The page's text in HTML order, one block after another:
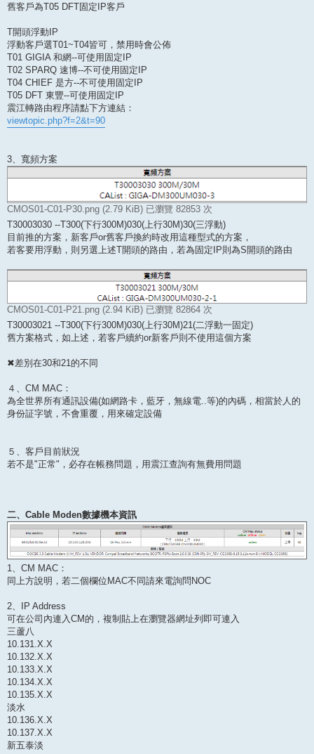
舊客戶為T05 DFT固定IP客戶
T開頭浮動IP
浮動客戶選T01~T04皆可，禁用時會公佈
T01 GIGIA 和網--可使用固定IP
T02 SPARQ 速博--不可使用固定IP
T04 CHIEF 是方--不可使用固定IP
T05 DFT 東豐--可使用固定IP
震江轉路由程序請點下方連結：
viewtopic.php?f=2&t=90
3、寬頻方案
CMOS01-C01-P30.png (2.79 KiB) 已瀏覽 82853 次
T30003030 --T300(下行300M)030(上行30M)30(三浮動)
目前推的方案，新客戶or舊客戶換約時改用這種型式的方案，
若客要用浮動，則另選上述T開頭的路由，若為固定IP則為S開頭的路由
CMOS01-C01-P21.png (2.94 KiB) 已瀏覽 82864 次
T30003021 --T300(下行300M)030(上行30M)21(二浮動一固定)
舊方案格式，如上述，若客戶續約or新客戶則不使用這個方案
✖差別在30和21的不同
４、CM MAC：
為全世界所有通訊設備(如網路卡，藍牙，無線電..等)的內碼，相當於人的
身份証字號，不會重覆，用來確定設備
５、客戶目前狀況
若不是"正常"，必存在帳務問題，用震江查詢有無費用問題
二、Cable Moden數據機本資訊
1、CM MAC：
同上方說明，若二個欄位MAC不同請來電詢問NOC
2、IP Address
可在公司內連入CM的，複制貼上在瀏覽器網址列即可連入
三蘆八
10.131.X.X
10.132.X.X
10.133.X.X
10.134.X.X
10.135.X.X
淡水
10.136.X.X
10.137.X.X
新五泰淡